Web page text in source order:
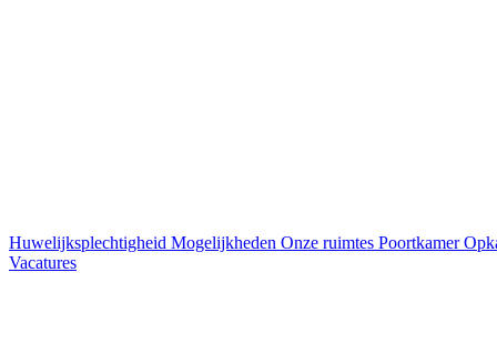
Huwelijksplechtigheid Mogelijkheden Onze ruimtes Poortkamer
Vacatures